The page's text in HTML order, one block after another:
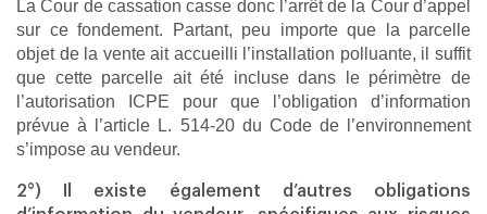
La Cour de cassation casse donc l’arrêt de la Cour d’appel
sur ce fondement. Partant, peu importe que la parcelle
objet de la vente ait accueilli l’installation polluante, il suffit
que cette parcelle ait été incluse dans le périmètre de
l’autorisation ICPE pour que l’obligation d’information
prévue à l’article L. 514-20 du Code de l’environnement
s’impose au vendeur.
2°) Il existe également d’autres obligations